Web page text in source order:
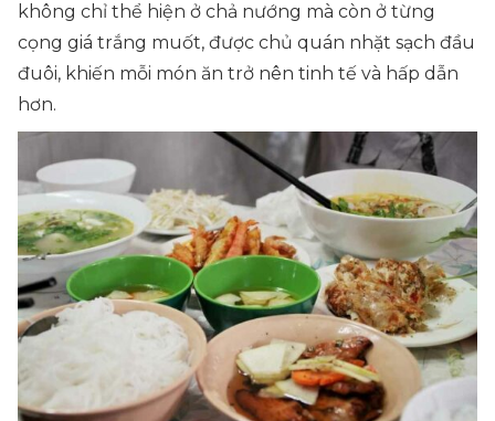
không chỉ thể hiện ở chả nướng mà còn ở từng
cọng giá trắng muốt, được chủ quán nhặt sạch đầu
đuôi, khiến mỗi món ăn trở nên tinh tế và hấp dẫn
hơn.